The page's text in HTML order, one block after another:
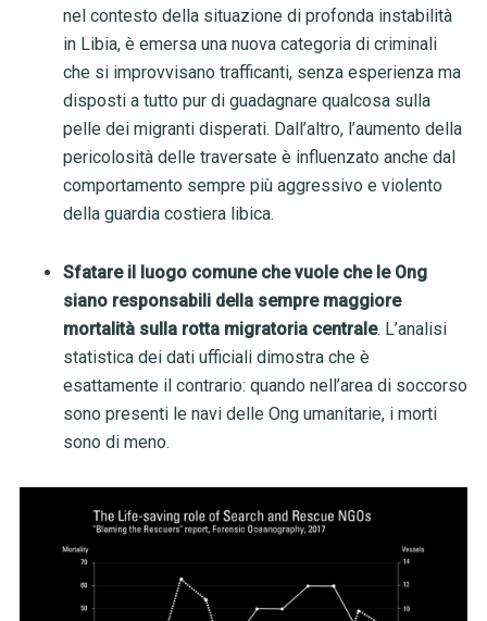
nel contesto della situazione di profonda instabilità
in Libia, è emersa una nuova categoria di criminali
che si improvvisano trafficanti, senza esperienza ma
disposti a tutto pur di guadagnare qualcosa sulla
pelle dei migranti disperati. Dall’altro, l’aumento della
pericolosità delle traversate è influenzato anche dal
comportamento sempre più aggressivo e violento
della guardia costiera libica.
Sfatare il luogo comune che vuole che le Ong
siano responsabili della sempre maggiore
mortalità sulla rotta migratoria centrale. L’analisi
statistica dei dati ufficiali dimostra che è
esattamente il contrario: quando nell’area di soccorso
sono presenti le navi delle Ong umanitarie, i morti
sono di meno.